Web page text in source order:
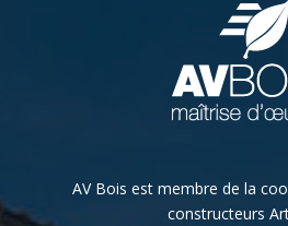
AV Bois est membre de la
constructeurs